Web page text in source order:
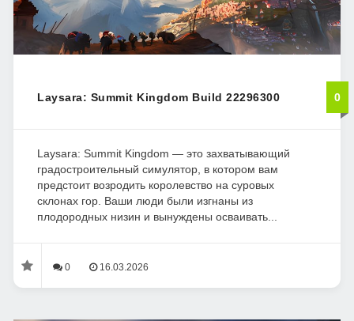
Laysara: Summit Kingdom Build 22296300 0
Laysara: Summit Kingdom — это захватывающий
градостроительный симулятор, в котором вам
предстоит возродить королевство на суровых
склонах гор. Ваши люди были изгнаны из
плодородных низин и вынуждены осваивать...
0 16.03.2026